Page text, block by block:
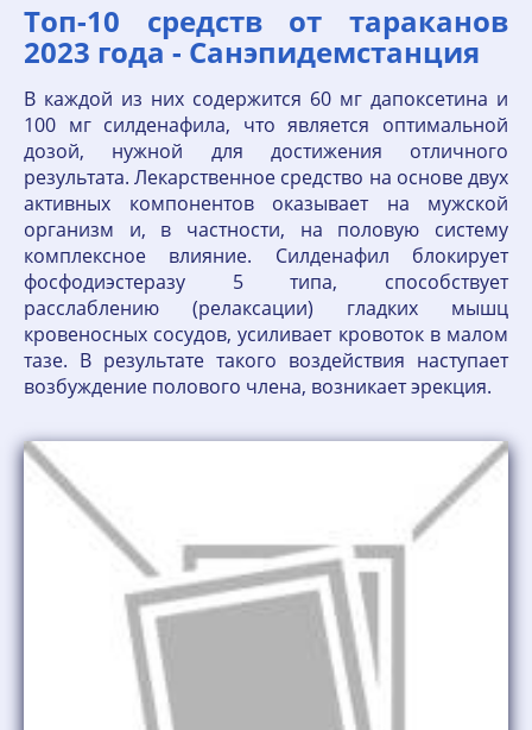
Топ-10 средств от тараканов
2023 года - Санэпидемстанция
В каждой из них содержится 60 мг дапоксетина и
100 мг силденафила, что является оптимальной
дозой, нужной для достижения отличного
результата. Лекарственное средство на основе двух
активных компонентов оказывает на мужской
организм и, в частности, на половую систему
комплексное влияние. Силденафил блокирует
фосфодиэстеразу 5 типа, способствует
расслаблению (релаксации) гладких мышц
кровеносных сосудов, усиливает кровоток в малом
тазе. В результате такого воздействия наступает
возбуждение полового члена, возникает эрекция.